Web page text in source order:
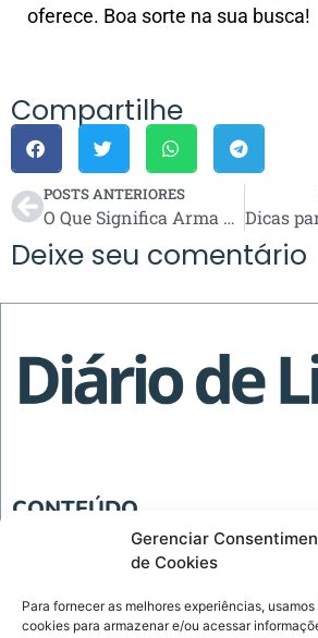
Gerenciar
de Cookies
Para fornecer as melhores experiências,
cookies para armazenar e/ou acessar
oferece. Boa sorte na sua busca!
Compartilhe
POSTS ANTERIORES
O Que Significa Arma Airsoft?
Deixe seu comentário
CONTEÚDO
INSTITUCIONAL